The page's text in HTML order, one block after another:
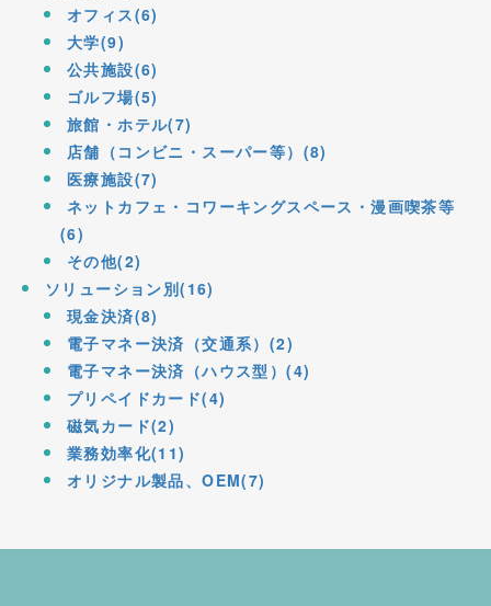
オフィス(6)
大学(9)
公共施設(6)
ゴルフ場(5)
旅館・ホテル(7)
店舗（コンビニ・スーパー等）(8)
医療施設(7)
ネットカフェ・コワーキングスペース・漫画喫茶等
(6)
その他(2)
ソリューション別(16)
現金決済(8)
電子マネー決済（交通系）(2)
電子マネー決済（ハウス型）(4)
プリペイドカード(4)
磁気カード(2)
業務効率化(11)
オリジナル製品、OEM(7)